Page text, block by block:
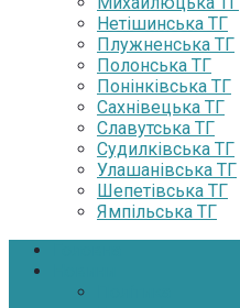
Нетішинська ТГ
Плужненська ТГ
Полонська ТГ
Понінківська ТГ
Сахнівецька ТГ
Славутська ТГ
Судилківська ТГ
Улашанівська ТГ
Шепетівська ТГ
Ямпільська ТГ